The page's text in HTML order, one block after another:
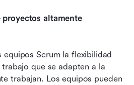
altamente
Scrum la flexibilidad
que se adapten a la
trabajan. Los equipos pueden